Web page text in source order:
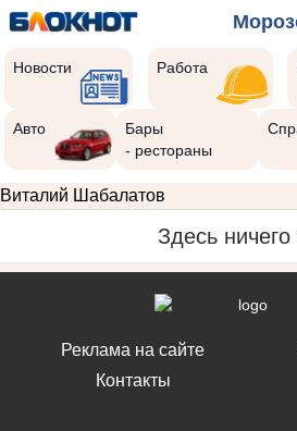
Новости Работа
Авто
Бары
- рестораны
Виталий Шабалатов
Здесь ничего
Реклама на сайте
Контакты